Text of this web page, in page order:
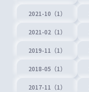
2021-10（1）
2021-02（1）
2019-11（1）
2018-05（1）
2017-11（1）